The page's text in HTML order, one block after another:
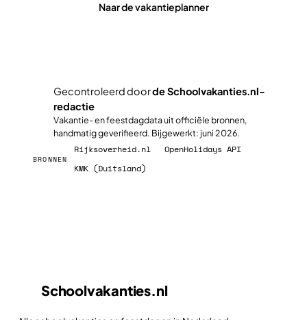
Naar de vakantieplanner
Gecontroleerd doorde Schoolvakanties.nl-
redactie
Vakantie- en feestdagdata uit officiële bronnen,
handmatig geverifieerd. Bijgewerkt: juni 2026.
BRONNEN
Rijksoverheid.nl
OpenHolidays API
KMK (Duitsland)
Schoolvakanties.nl